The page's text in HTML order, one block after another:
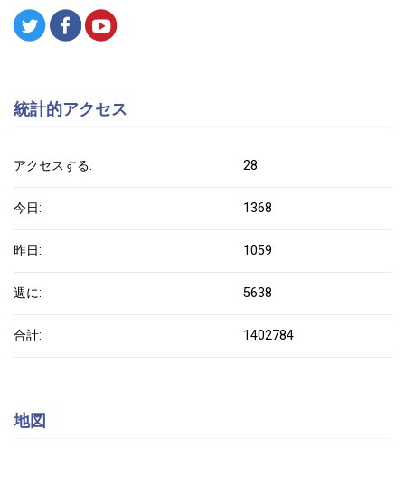
統計的アクセス
アクセスする: 28
今日: 1368
昨日: 1059
週に: 5638
合計: 1402784
地図